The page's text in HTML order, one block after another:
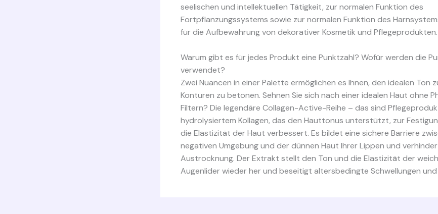
seelischen und intellektuellen Tätigkeit, zur normalen Funktion des
Fortpflanzungssystems sowie zur normalen Funktion des
für die Aufbewahrung von dekorativer Kosmetik und Pflegeprodukten.
Warum gibt es für jedes Produkt eine Punktzahl? Wofür werden die
verwendet?
Zwei Nuancen in einer Palette ermöglichen es Ihnen, den idealen Ton
Konturen zu betonen. Sehnen Sie sich nach einer idealen Haut ohne
Filtern? Die legendäre Collagen-Active-Reihe – das sind
hydrolysiertem Kollagen, das den Hauttonus unterstützt, zur
die Elastizität der Haut verbessert. Es bildet eine sichere Barriere
negativen Umgebung und der dünnen Haut Ihrer Lippen und
Austrocknung. Der Extrakt stellt den Ton und die Elastizität der
Augenlider wieder her und beseitigt altersbedingte Schwellungen und